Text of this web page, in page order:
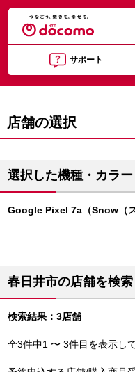
サポート
店舗の選択
選択した機種・カラー
Google Pixel 7a（Snow（ス
春日井市の店舗を検
検索結果：3店舗
全3件中1 〜 3件目を表示し